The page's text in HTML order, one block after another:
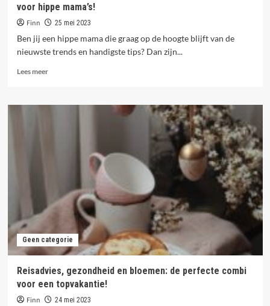
voor hippe mama’s!
Finn 25 mei 2023
Ben jij een hippe mama die graag op de hoogte blijft van de
nieuwste trends en handigste tips? Dan zijn...
Lees meerLees
Moederblad,
hippe
mama’s!
Geen categorie
Reisadvies, gezondheid en bloemen: de perfecte combi
voor een topvakantie!
Finn 24 mei 2023